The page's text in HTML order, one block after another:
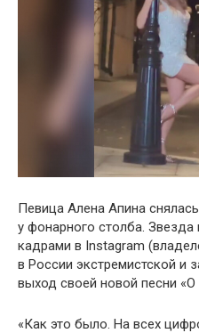
Певица Алена Апина
у фонарного столба.
кадрами в Instagram
в России экстремистской и
выход своей новой песни «О
«Как это было. На всех